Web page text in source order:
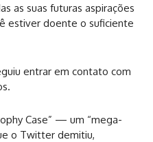
as suas futuras aspirações
estiver doente o suficiente
entrar em contato com
Case” — um “mega-
o Twitter demitiu,